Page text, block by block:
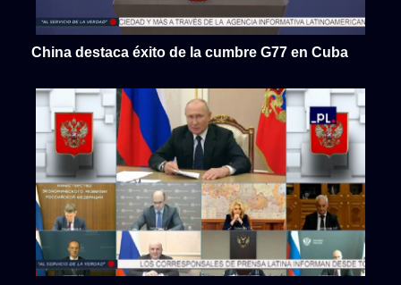
China destaca éxito de la cumbre G77 en Cuba